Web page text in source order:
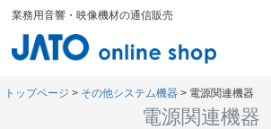
業務用音響・映像機材の通信販売
トップページ その他システム機器 電源関連機器
電源関連機器